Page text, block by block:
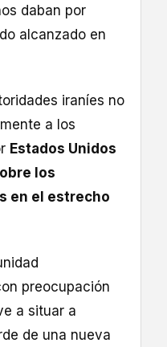
daban por
alcanzado en
iraníes no
a los
Estados Unidos
los
en el estrecho
preocupación
a situar a
de una nueva